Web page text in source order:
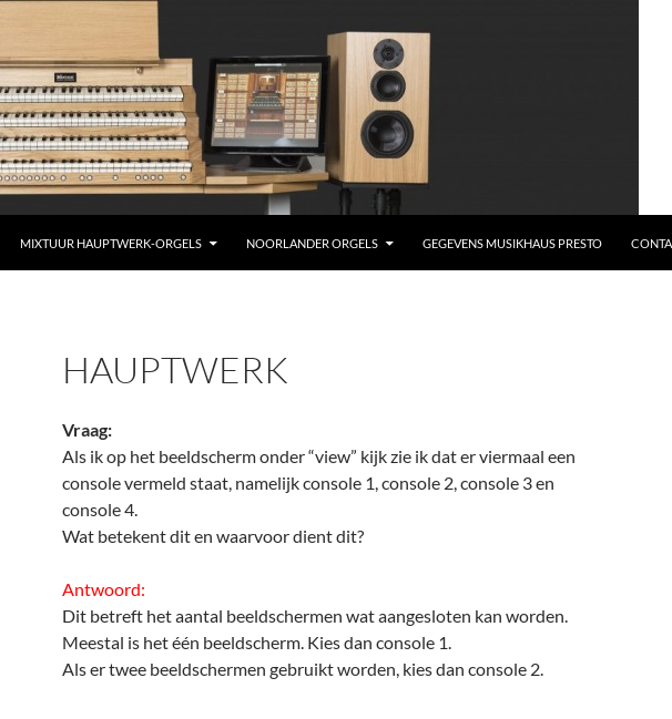
MIXTUUR HAUPTWERK-ORGELS NOORLANDER ORGELS GEGEVENS MUSIKHAUS PRESTO
HAUPTWERK
Vraag:
Als ik op het beeldscherm onder “view” kijk zie ik dat er viermaal een
console vermeld staat, namelijk console 1, console 2, console 3 en
console 4.
Wat betekent dit en waarvoor dient dit?
Antwoord:
Dit betreft het aantal beeldschermen wat aangesloten kan worden.
Meestal is het één beeldscherm. Kies dan console 1.
Als er twee beeldschermen gebruikt worden, kies dan console 2.